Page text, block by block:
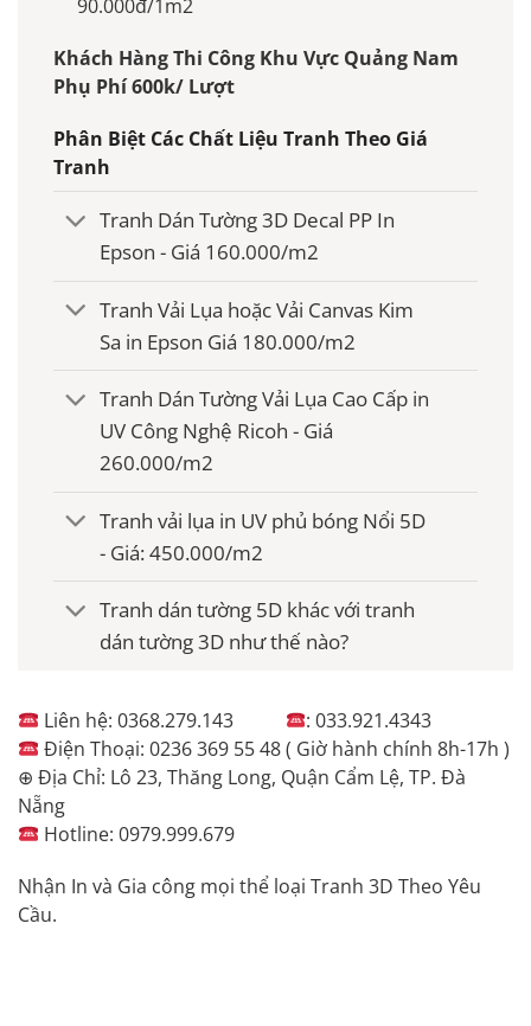
90.000đ/1m2
Khách Hàng Thi Công Khu Vực Quảng Nam
Phụ Phí 600k/ Lượt
Phân Biệt Các Chất Liệu Tranh Theo Giá
Tranh
Tranh Dán Tường 3D Decal PP In
Epson - Giá 160.000/m2
Tranh Vải Lụa hoặc Vải Canvas Kim
Sa in Epson Giá 180.000/m2
Tranh Dán Tường Vải Lụa Cao Cấp in
UV Công Nghệ Ricoh - Giá
260.000/m2
Tranh vải lụa in UV phủ bóng Nổi 5D
- Giá: 450.000/m2
Tranh dán tường 5D khác với tranh
dán tường 3D như thế nào?
Liên hệ: 0368.279.143
: 033.921.4343
Điện Thoại: 0236 369 55 48 ( Giờ hành chính 8h-17h )
⊕ Địa Chỉ: Lô 23, Thăng Long, Quận Cẩm Lệ, TP. Đà
Nẵng
Hotline: 0979.999.679
Nhận In và Gia công mọi thể loại Tranh 3D Theo Yêu
Cầu.